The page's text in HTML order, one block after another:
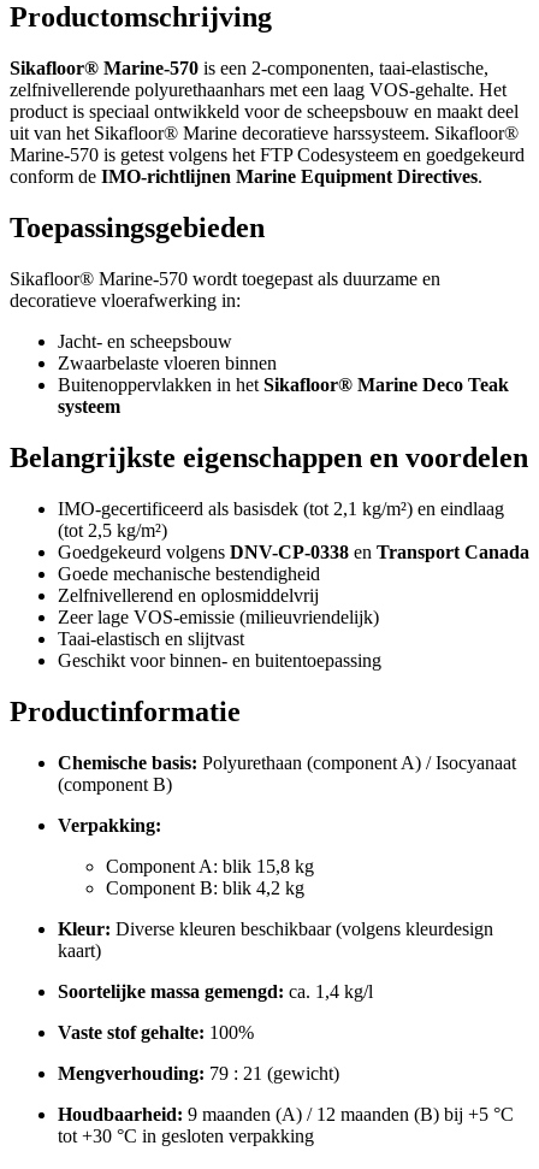
Productomschrijving
Sikafloor® Marine-570 is een 2-componenten, taai-elastische,
zelfnivellerende polyurethaanhars met een laag VOS-gehalte. Het
product is speciaal ontwikkeld voor de scheepsbouw en maakt deel
uit van het Sikafloor® Marine decoratieve harssysteem. Sikafloor®
Marine-570 is getest volgens het FTP Codesysteem en goedgekeurd
conform de IMO-richtlijnen Marine Equipment Directives.
Toepassingsgebieden
Sikafloor® Marine-570 wordt toegepast als duurzame en
decoratieve vloerafwerking in:
Jacht- en scheepsbouw
Zwaarbelaste vloeren binnen
Buitenoppervlakken in het Sikafloor® Marine Deco Teak
systeem
Belangrijkste eigenschappen en voordelen
IMO-gecertificeerd als basisdek (tot 2,1 kg/m²) en eindlaag
(tot 2,5 kg/m²)
Goedgekeurd volgens DNV-CP-0338 en Transport Canada
Goede mechanische bestendigheid
Zelfnivellerend en oplosmiddelvrij
Zeer lage VOS-emissie (milieuvriendelijk)
Taai-elastisch en slijtvast
Geschikt voor binnen- en buitentoepassing
Productinformatie
Chemische basis: Polyurethaan (component A) / Isocyanaat
(component B)
Verpakking:
Component A: blik 15,8 kg
Component B: blik 4,2 kg
Kleur: Diverse kleuren beschikbaar (volgens kleurdesign
kaart)
Soortelijke massa gemengd: ca. 1,4 kg/l
Vaste stof gehalte: 100%
Mengverhouding: 79 : 21 (gewicht)
Houdbaarheid: 9 maanden (A) / 12 maanden (B) bij +5 °C
tot +30 °C in gesloten verpakking